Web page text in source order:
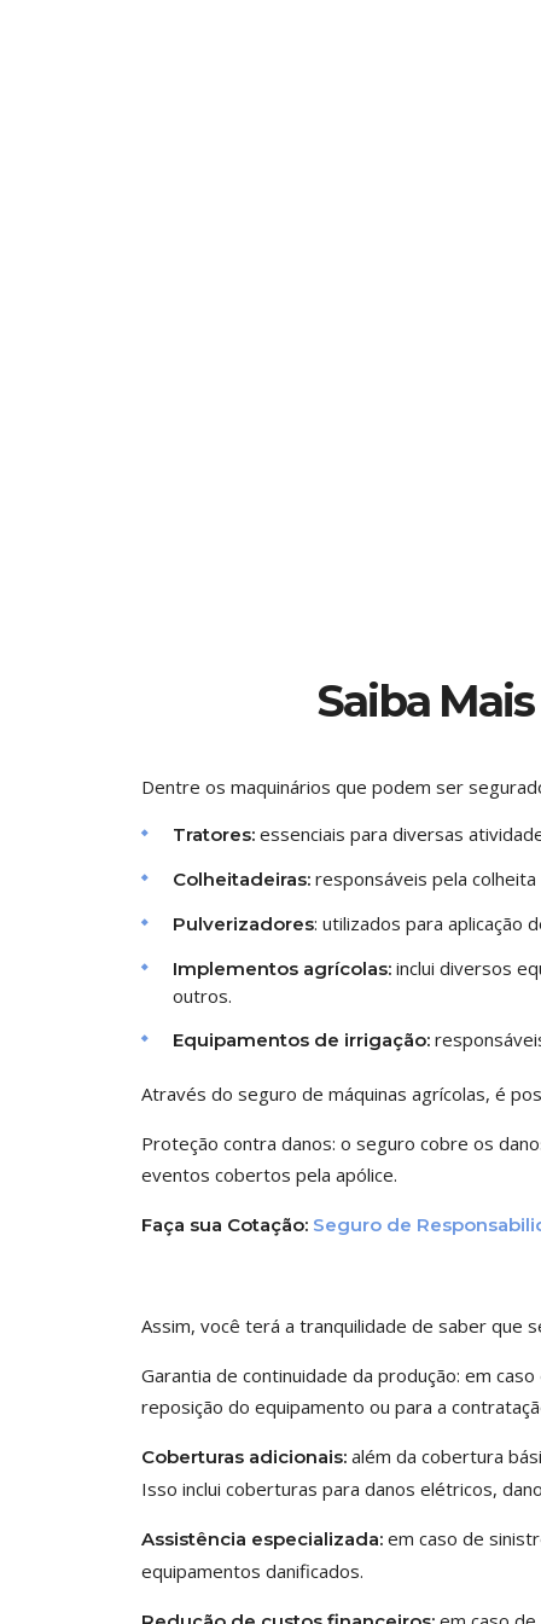
Saiba
Dentre os maquinários que podem ser
Tratores: essenciais para diversas
Colheitadeiras: responsáveis pela
Pulverizadores: utilizados para aplicação
Implementos agrícolas: inclui diversos
outros.
Equipamentos de irrigação:
Através do seguro de máquinas agrícolas, é
Proteção contra danos: o seguro cobre os
eventos cobertos pela apólice.
Faça sua Cotação: Seguro de
Assim, você terá a tranquilidade de saber que
Garantia de continuidade da produção: em
reposição do equipamento ou para a
Coberturas adicionais: além da cobertura
Isso inclui coberturas para danos elétricos,
Assistência especializada: em caso de
equipamentos danificados.